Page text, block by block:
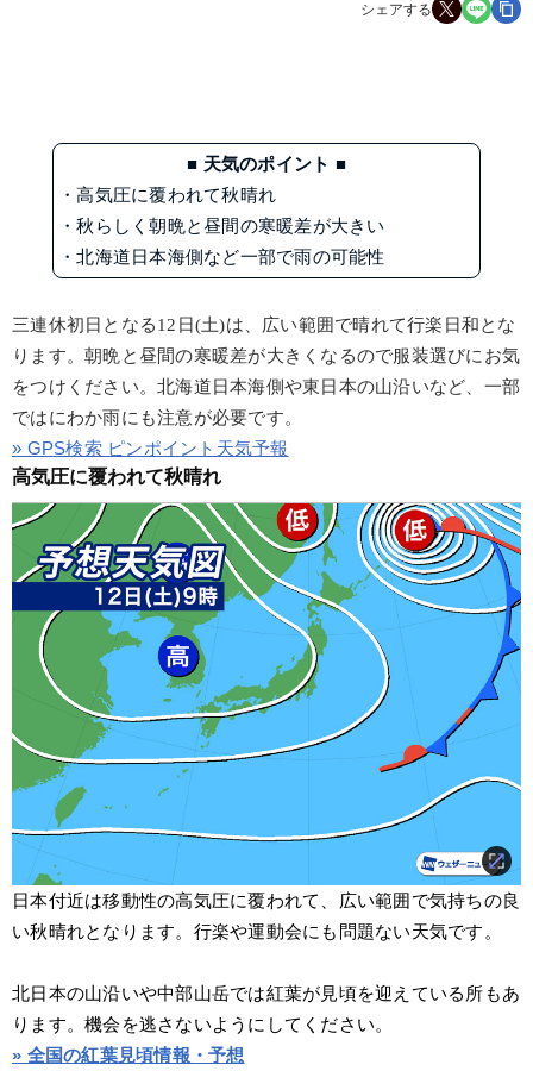
シェアする
■ 天気のポイント ■
・高気圧に覆われて秋晴れ
・秋らしく朝晩と昼間の寒暖差が大きい
・北海道日本海側など一部で雨の可能性
三連休初日となる12日(土)は、広い範囲で晴れて行楽日和とな
ります。朝晩と昼間の寒暖差が大きくなるので服装選びにお気
をつけください。北海道日本海側や東日本の山沿いなど、一部
ではにわか雨にも注意が必要です。
» GPS検索 ピンポイント天気予報
高気圧に覆われて秋晴れ
日本付近は移動性の高気圧に覆われて、広い範囲で気持ちの良
い秋晴れとなります。行楽や運動会にも問題ない天気です。
北日本の山沿いや中部山岳では紅葉が見頃を迎えている所もあ
ります。機会を逃さないようにしてください。
» 全国の紅葉見頃情報・予想